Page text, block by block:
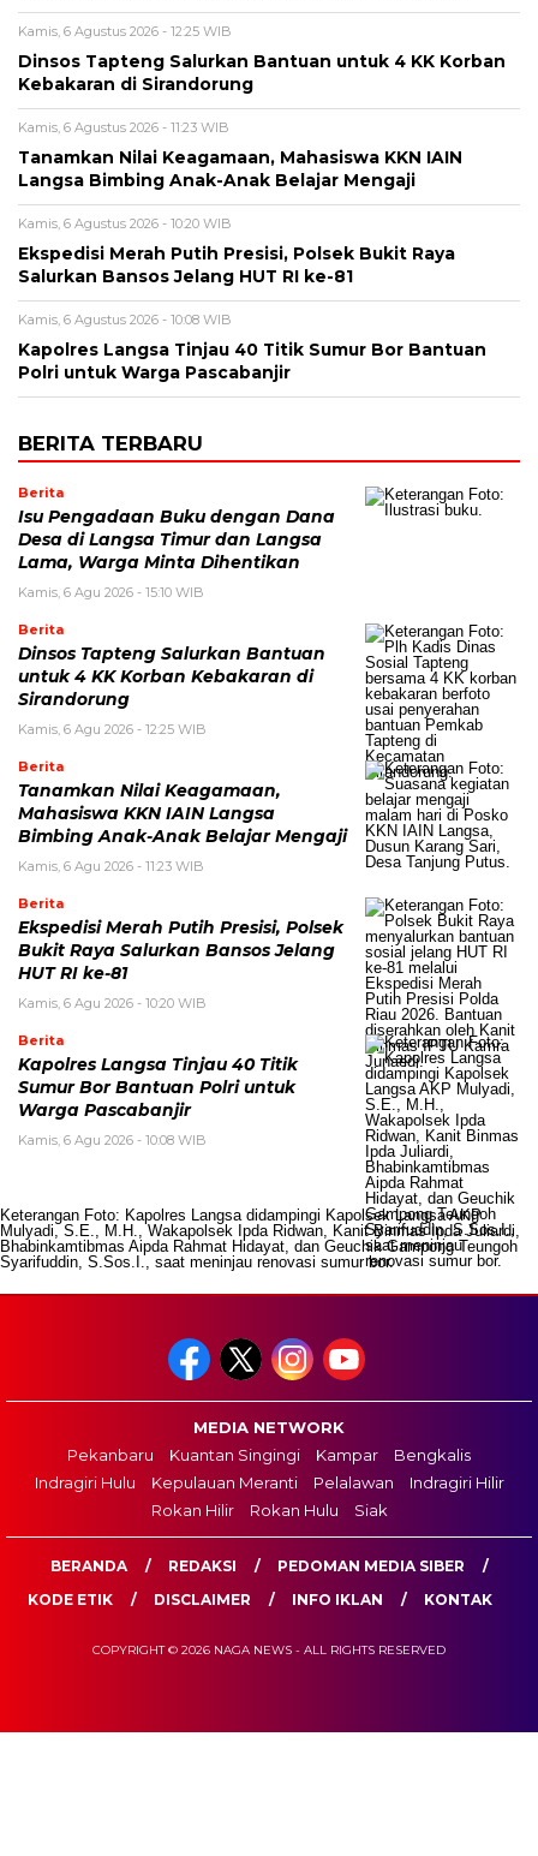
Kamis, 6 Agustus 2026 - 12:25 WIB
Dinsos Tapteng Salurkan Bantuan untuk 4 KK Korban
Kebakaran di Sirandorung
Kamis, 6 Agustus 2026 - 11:23 WIB
Tanamkan Nilai Keagamaan, Mahasiswa KKN IAIN
Langsa Bimbing Anak-Anak Belajar Mengaji
Kamis, 6 Agustus 2026 - 10:20 WIB
Ekspedisi Merah Putih Presisi, Polsek Bukit Raya
Salurkan Bansos Jelang HUT RI ke-81
Kamis, 6 Agustus 2026 - 10:08 WIB
Kapolres Langsa Tinjau 40 Titik Sumur Bor Bantuan
Polri untuk Warga Pascabanjir
BERITA TERBARU
Berita
Isu Pengadaan Buku dengan Dana
Desa di Langsa Timur dan Langsa
Lama, Warga Minta Dihentikan
Kamis, 6 Agu 2026 - 15:10 WIB
Berita
Dinsos Tapteng Salurkan Bantuan
untuk 4 KK Korban Kebakaran di
Sirandorung
Kamis, 6 Agu 2026 - 12:25 WIB
Berita
Tanamkan Nilai Keagamaan,
Mahasiswa KKN IAIN Langsa
Bimbing Anak-Anak Belajar Mengaji
Kamis, 6 Agu 2026 - 11:23 WIB
Berita
Ekspedisi Merah Putih Presisi, Polsek
Bukit Raya Salurkan Bansos Jelang
HUT RI ke-81
Kamis, 6 Agu 2026 - 10:20 WIB
Berita
Kapolres Langsa Tinjau 40 Titik
Sumur Bor Bantuan Polri untuk
Warga Pascabanjir
Kamis, 6 Agu 2026 - 10:08 WIB
Keterangan Foto: Kapolres Langsa didampingi Kapolsek Langsa AKP
Mulyadi, S.E., M.H., Wakapolsek Ipda Ridwan, Kanit Binmas Ipda Juliardi,
Bhabinkamtibmas Aipda Rahmat Hidayat, dan Geuchik Gampong Teungoh
Syarifuddin, S.Sos.I., saat meninjau renovasi sumur bor.
MEDIA NETWORK
Pekanbaru
Kuantan Singingi Kampar
Bengkalis
Indragiri Hulu
Kepulauan Meranti Pelalawan
Indragiri Hilir
Rokan Hilir
Rokan Hulu Siak
BERANDA REDAKSI
PEDOMAN MEDIA SIBER
KODE ETIK
DISCLAIMER INFO IKLAN KONTAK
COPYRIGHT © 2026 NAGA NEWS - ALL RIGHTS RESERVED